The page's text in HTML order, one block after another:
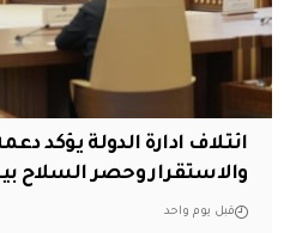
ائتلاف ادارة الدولة يؤكد
والاستقرار وحصر السلاح
قبل يوم واحد